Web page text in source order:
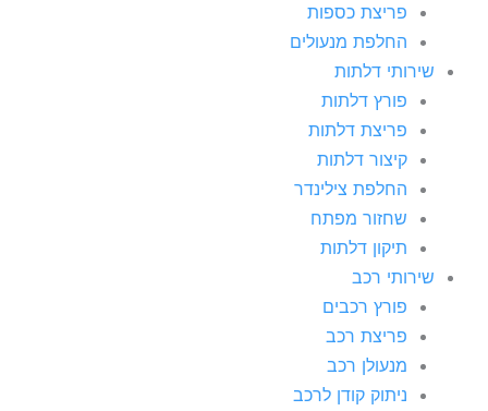
פריצת כספות
החלפת מנעולים
שירותי דלתות
פורץ דלתות
פריצת דלתות
קיצור דלתות
החלפת צילינדר
שחזור מפתח
תיקון דלתות
שירותי רכב
פורץ רכבים
פריצת רכב
מנעולן רכב
ניתוק קודן לרכב